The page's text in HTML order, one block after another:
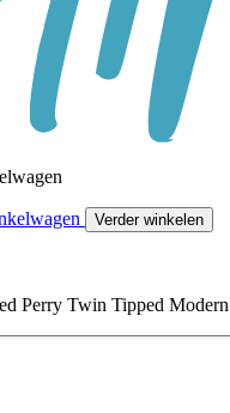
Verder winkelen
Perry Twin Tipped Modern